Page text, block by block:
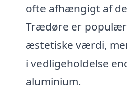
ofte afhængigt af
Trædøre er
æstetiske værdi,
i vedligeholdelse
aluminium.